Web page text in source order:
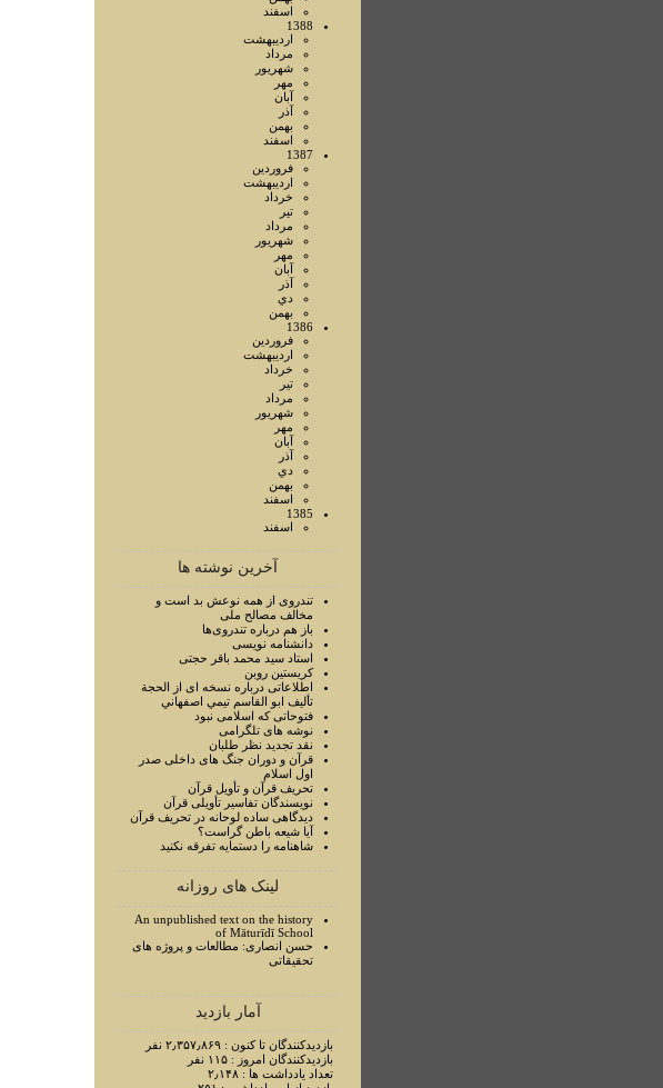
اسفند
1388
ارديبهشت
مرداد
شهريور
مهر
آبان
آذر
بهمن
اسفند
1387
فروردين
ارديبهشت
خرداد
تير
مرداد
شهريور
مهر
آبان
آذر
دي
بهمن
1386
فروردين
ارديبهشت
خرداد
تير
مرداد
شهريور
مهر
آبان
آذر
دي
بهمن
اسفند
1385
اسفند
آخرین نوشته ها
تندروی از همه نوعش بد است و
مخالف مصالح ملی
باز هم درباره تندروی‌ها
دانشنامه نویسی
استاد سيد محمد باقر حجتی
کریستین روبن
اطلاعاتی درباره نسخه ای از الحجة
تأليف ابو القاسم تيمي اصفهاني
فتوحاتی که اسلامی نبود
نوشه های تلگرامی
نقد تجدید نظر طلبان
قرآن و دوران جنگ های داخلی صدر
اول اسلام
تحريف قرآن و تأويل قرآن
نويسندگان تفاسير تأويلی قرآن
ديدگاهی ساده لوحانه در تحريف قرآن
آيا شيعه باطن گراست؟
شاهنامه را دستمايه تفرقه نکنيد
لینک های روزانه
An unpublished text on the history
of Māturīdī School
حسن انصاری: مطالعات و پروژه های
تحقیقاتی
آمار بازدید
بازدیدکنندگان تا کنون : ۲٫۳۵۷٫۸۶۹ نفر
بازدیدکنندگان امروز : ۱۱۵ نفر
تعداد یادداشت ها : ۲٫۱۴۸